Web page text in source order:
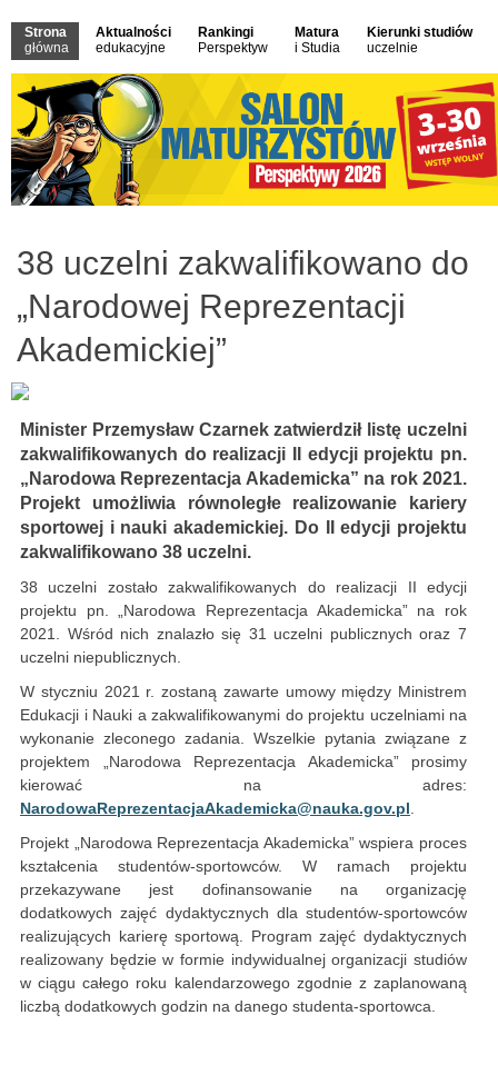
Strona
główna
Aktualności
edukacyjne
Rankingi
Perspektyw
Matura
i Studia
Kierunki studiów
uczelnie
38 uczelni zakwalifikowano do
„Narodowej Reprezentacji
Akademickiej”
Minister Przemysław Czarnek zatwierdził listę uczelni
zakwalifikowanych do realizacji II edycji projektu pn.
„Narodowa Reprezentacja Akademicka” na rok 2021.
Projekt umożliwia równoległe realizowanie kariery
sportowej i nauki akademickiej. Do II edycji projektu
zakwalifikowano 38 uczelni.
38 uczelni zostało zakwalifikowanych do realizacji II edycji
projektu pn. „Narodowa Reprezentacja Akademicka” na rok
2021. Wśród nich znalazło się 31 uczelni publicznych oraz 7
uczelni niepublicznych.
W styczniu 2021 r. zostaną zawarte umowy między Ministrem
Edukacji i Nauki a zakwalifikowanymi do projektu uczelniami na
wykonanie zleconego zadania. Wszelkie pytania związane z
projektem „Narodowa Reprezentacja Akademicka” prosimy
kierować na adres:
NarodowaReprezentacjaAkademicka@nauka.gov.pl.
Projekt „Narodowa Reprezentacja Akademicka” wspiera proces
kształcenia studentów-sportowców. W ramach projektu
przekazywane jest dofinansowanie na organizację
dodatkowych zajęć dydaktycznych dla studentów-sportowców
realizujących karierę sportową. Program zajęć dydaktycznych
realizowany będzie w formie indywidualnej organizacji studiów
w ciągu całego roku kalendarzowego zgodnie z zaplanowaną
liczbą dodatkowych godzin na danego studenta-sportowca.